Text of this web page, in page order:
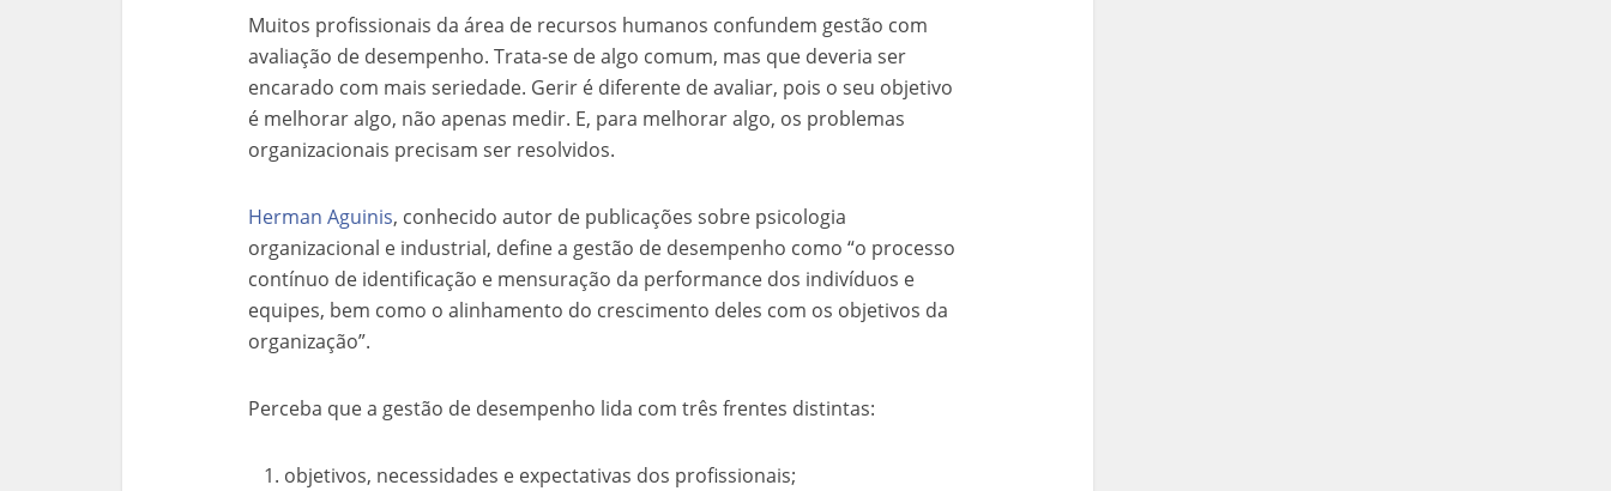
Muitos profissionais da área de recursos humanos confundem gestão com
avaliação de desempenho. Trata-se de algo comum, mas que deveria ser
encarado com mais seriedade. Gerir é diferente de avaliar, pois o seu objetivo
é melhorar algo, não apenas medir. E, para melhorar algo, os problemas
organizacionais precisam ser resolvidos.
Herman Aguinis, conhecido autor de publicações sobre psicologia
organizacional e industrial, define a gestão de desempenho como “o processo
contínuo de identificação e mensuração da performance dos indivíduos e
equipes, bem como o alinhamento do crescimento deles com os objetivos da
organização”.
Perceba que a gestão de desempenho lida com três frentes distintas:
objetivos, necessidades e expectativas dos profissionais;